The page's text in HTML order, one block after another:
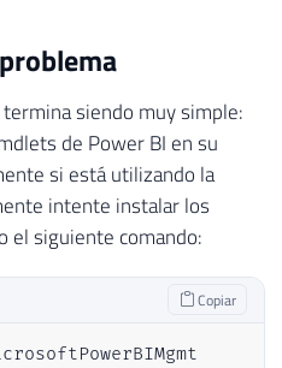
siendo muy simple:
de Power BI en su
si está utilizando la
intente instalar los
el siguiente comando:
Copiar